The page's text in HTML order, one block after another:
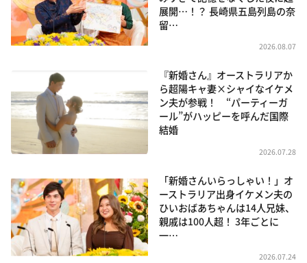
展開…！？ 長崎県五島列島の奈
留…
2026.08.07
『新婚さん』オーストラリアか
ら超陽キャ妻×シャイなイケメ
ン夫が参戦！ “パーティーガ
ール”がハッピーを呼んだ国際
結婚
2026.07.28
「新婚さんいらっしゃい！」オ
ーストラリア出身イケメン夫の
ひいおばあちゃんは14人兄妹、
親戚は100人超！ 3年ごとに
一…
2026.07.24